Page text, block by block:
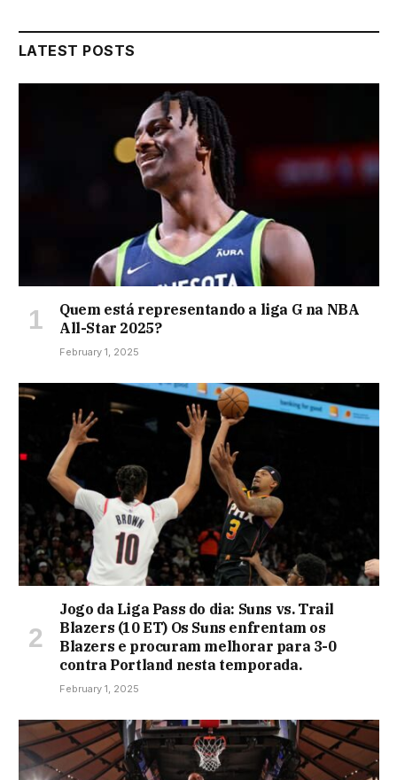
LATEST POSTS
Quem está representando a liga G na NBA
All-Star 2025?
February 1, 2025
Jogo da Liga Pass do dia: Suns vs. Trail
Blazers (10 ET) Os Suns enfrentam os
Blazers e procuram melhorar para 3-0
contra Portland nesta temporada.
February 1, 2025